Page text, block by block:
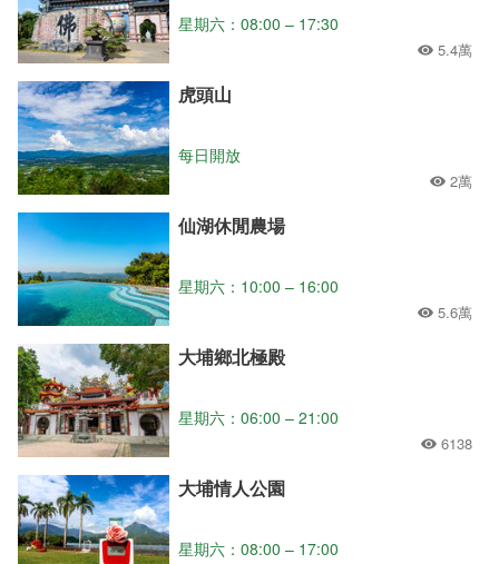
星期六：08:00 – 17:30
5.4萬
虎頭山
每日開放
2萬
仙湖休閒農場
星期六：10:00 – 16:00
5.6萬
大埔鄉北極殿
星期六：06:00 – 21:00
6138
大埔情人公園
星期六：08:00 – 17:00